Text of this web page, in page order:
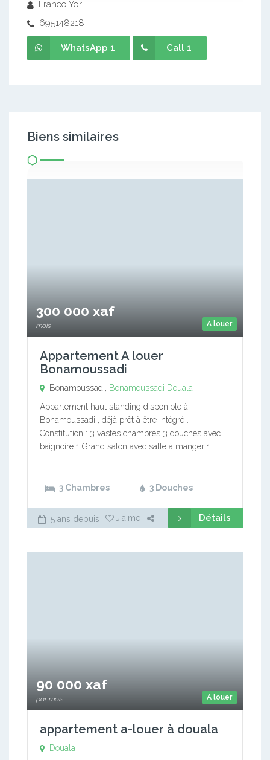
Franco Yori
695148218
WhatsApp 1 Call 1
Biens similaires
A louer
300 000 xaf
mois
Appartement A louer
Bonamoussadi
Bonamoussadi, Bonamoussadi Douala
Appartement haut standing disponible à
Bonamoussadi , déjà prêt à être intégré .
Constitution : 3 vastes chambres 3 douches avec
baignoire 1 Grand salon avec salle à manger 1…
3 Chambres 3 Douches
5 ans depuis J'aime Détails
A louer
90 000 xaf
par mois
appartement a-louer à douala
Douala